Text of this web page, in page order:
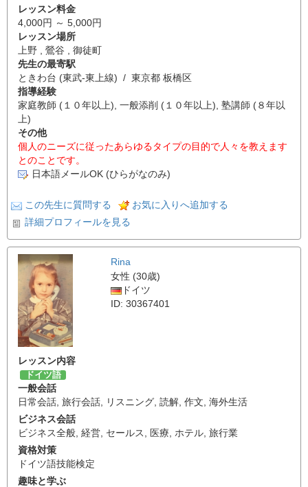
レッスン料金
4,000円 ～ 5,000円
レッスン場所
上野 , 鶯谷 , 御徒町
先生の最寄駅
ときわ台 (東武-東上線) / 東京都 板橋区
指導経験
家庭教師 (１０年以上), 一般添削 (１０年以上), 塾講師 (８年以
上)
その他
個人のニーズに従ったあらゆるタイプの目的で人々を教えます
とのことです。
日本語メールOK (ひらがなのみ)
この先生に質問する
お気に入りへ追加する
詳細プロフィールを見る
Rina
女性 (30歳)
ドイツ
ID: 30367401
レッスン内容
ドイツ語
一般会話
日常会話 旅行会話 リスニング 読解 作文 海外生活
ビジネス会話
ビジネス全般 経営 セールス 医療 ホテル 旅行業
資格対策
ドイツ語技能検定
趣味と学ぶ